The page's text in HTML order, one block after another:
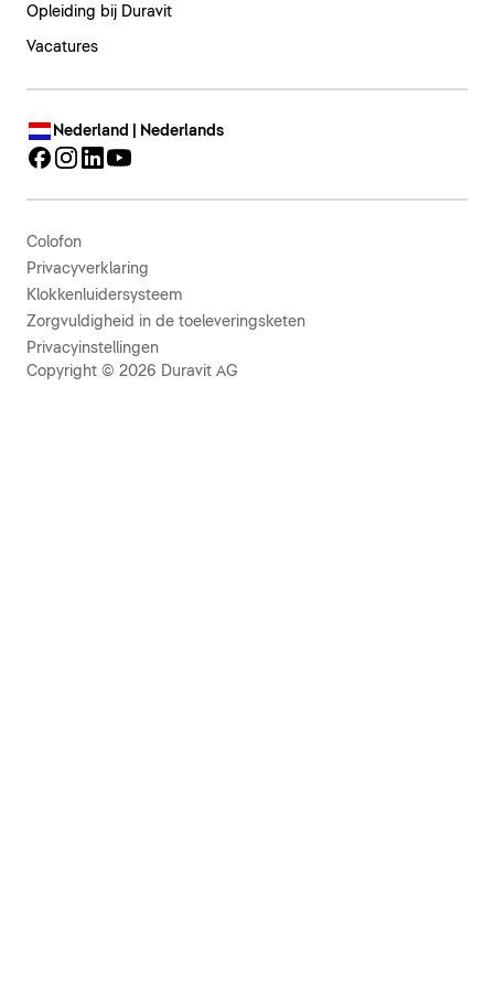
Opleiding bij Duravit
Vacatures
Nederland | Nederlands
Colofon
Privacyverklaring
Klokkenluidersysteem
Zorgvuldigheid in de toeleveringsketen
Privacyinstellingen
Copyright © 2026 Duravit AG